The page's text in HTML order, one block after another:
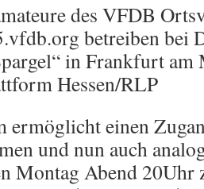
des VFDB
betreiben bei
in Frankfurt am
Hessen/RLP
ermöglicht einen
und nun auch
Montag Abend 20Uhr